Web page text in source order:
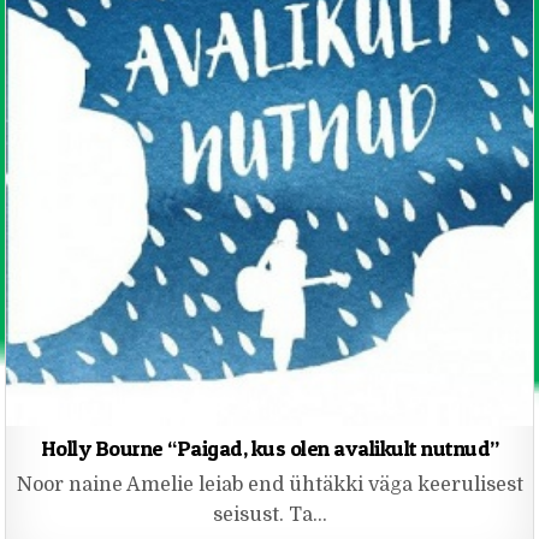
Holly Bourne “Paigad, kus olen avalikult nutnud”
Noor naine Amelie leiab end ühtäkki väga keerulisest
seisust. Ta…